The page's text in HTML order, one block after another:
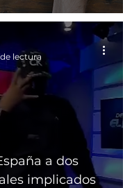
a dos
implicados
lectura